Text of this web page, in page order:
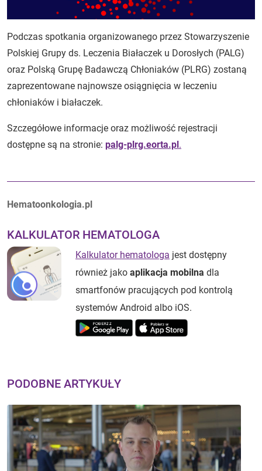
Podczas spotkania organizowanego przez Stowarzyszenie
Polskiej Grupy ds. Leczenia Białaczek u Dorosłych (PALG)
oraz Polską Grupę Badawczą Chłoniaków (PLRG) zostaną
zaprezentowane najnowsze osiągnięcia w leczeniu
chłoniaków i białaczek.
Szczegółowe informacje oraz możliwość rejestracji
dostępne są na stronie: palg-plrg.eorta.pl.
Autorzy:
Hematoonkologia.pl
KALKULATOR HEMATOLOGA
Kalkulator hematologa jest dostępny
również jako aplikacja mobilna dla
smartfonów pracujących pod kontrolą
systemów Android albo iOS.
PODOBNE ARTYKUŁY